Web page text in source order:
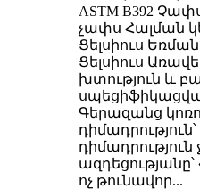
ASTM B392
չափս Հալման
Ցելսիուս
Ցելսիուս
խտություն և
Գերազանց
դիմադրություն
ոչ թունավոր...